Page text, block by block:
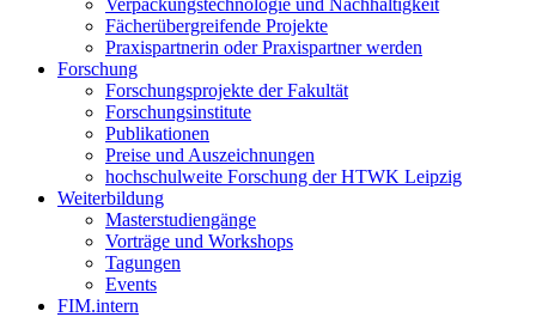
Verpackungstechnologie und Nachhaltigkeit
Fächerübergreifende Projekte
Praxispartnerin oder Praxispartner werden
Forschung
Forschungsprojekte der Fakultät
Forschungsinstitute
Publikationen
Preise und Auszeichnungen
hochschulweite Forschung der HTWK Leipzig
Weiterbildung
Masterstudiengänge
Vorträge und Workshops
Tagungen
Events
FIM.intern